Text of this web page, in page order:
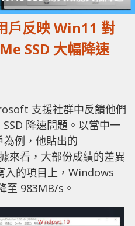
戶反映 Win11 對
SSD 大幅降速
支援社群中反饋他們
降速問題。以當中一
為例，他貼出的
來看，大部份成績的差異
入的項目上，Windows
至 983MB/s。